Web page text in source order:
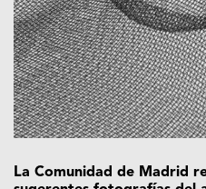
La Comunidad de Madrid